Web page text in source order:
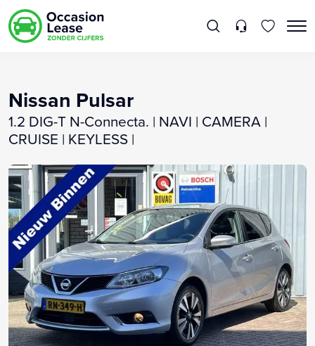
Nissan Pulsar
1.2 DIG-T N-Connecta. | NAVI | CAMERA |
CRUISE | KEYLESS |